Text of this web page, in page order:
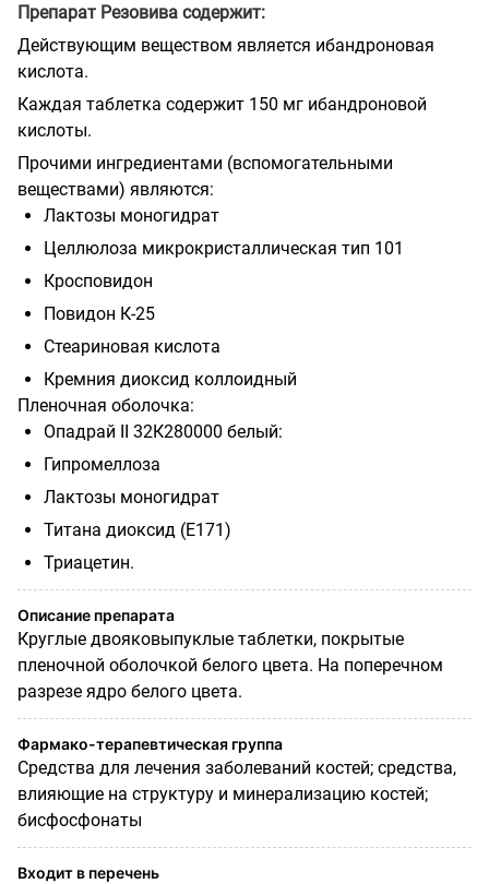
Препарат Резовива содержит:
Действующим веществом является ибандроновая
кислота.
Каждая таблетка содержит 150 мг ибандроновой
кислоты.
Прочими ингредиентами (вспомогательными
веществами) являются:
Лактозы моногидрат
Целлюлоза микрокристаллическая тип 101
Кросповидон
Повидон К-25
Стеариновая кислота
Кремния диоксид коллоидный
Пленочная оболочка:
Опадрай II 32К280000 белый:
Гипромеллоза
Лактозы моногидрат
Титана диоксид (Е171)
Триацетин.
Описание препарата
Круглые двояковыпуклые таблетки, покрытые
пленочной оболочкой белого цвета. На поперечном
разрезе ядро белого цвета.
Фармако-терапевтическая группа
Средства для лечения заболеваний костей; средства,
влияющие на структуру и минерализацию костей;
бисфосфонаты
Входит в перечень